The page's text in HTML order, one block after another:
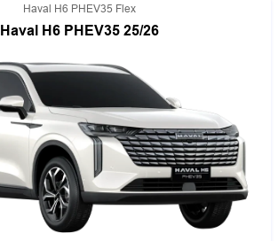
Haval H6 PHEV35 Flex
Haval H6 PHEV35 25/26